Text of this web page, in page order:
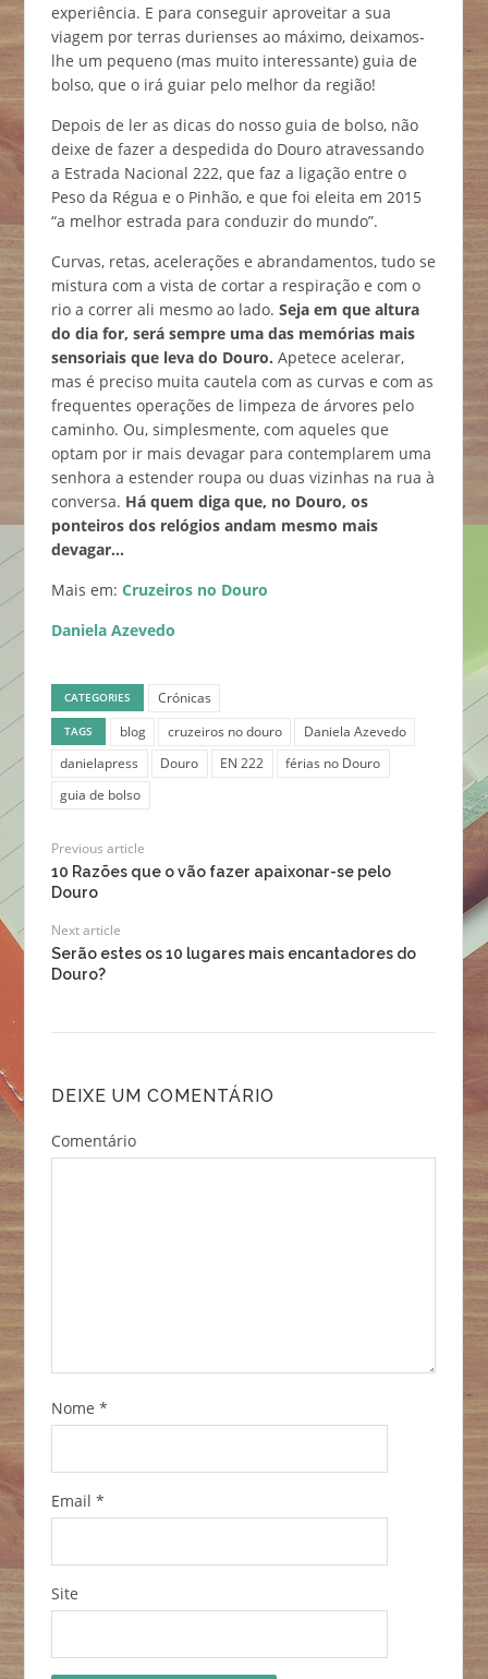
experiência. E para conseguir aproveitar a sua
viagem por terras durienses ao máximo, deixamos-
lhe um pequeno (mas muito interessante) guia de
bolso, que o irá guiar pelo melhor da região!
Depois de ler as dicas do nosso guia de bolso, não
deixe de fazer a despedida do Douro atravessando
a Estrada Nacional 222, que faz a ligação entre o
Peso da Régua e o Pinhão, e que foi eleita em 2015
“a melhor estrada para conduzir do mundo”.
Curvas, retas, acelerações e abrandamentos, tudo se
mistura com a vista de cortar a respiração e com o
rio a correr ali mesmo ao lado. Seja em que altura
do dia for, será sempre uma das memórias mais
sensoriais que leva do Douro. Apetece acelerar,
mas é preciso muita cautela com as curvas e com as
frequentes operações de limpeza de árvores pelo
caminho. Ou, simplesmente, com aqueles que
optam por ir mais devagar para contemplarem uma
senhora a estender roupa ou duas vizinhas na rua à
conversa. Há quem diga que, no Douro, os
ponteiros dos relógios andam mesmo mais
devagar…
Mais em: Cruzeiros no Douro
Daniela Azevedo
CATEGORIES Crónicas
TAGS blog cruzeiros no douro
Daniela Azevedo
danielapress
Douro EN 222
férias no Douro
guia de bolso
Previous article
10 Razões que o vão fazer apaixonar-se pelo
Douro
Next article
Serão estes os 10 lugares mais encantadores do
Douro?
DEIXE UM COMENTÁRIO
Comentário
Nome *
Email *
Site